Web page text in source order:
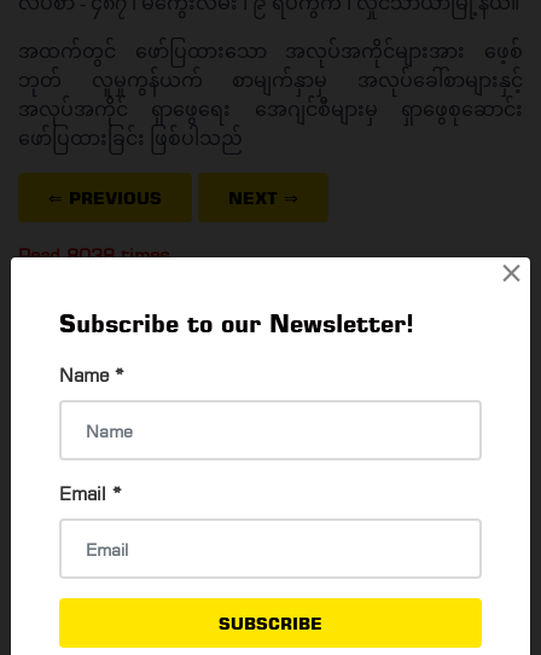
×
Subscribe to our Newsletter!
Name *
Email *
SUBSCRIBE
အထက်တွင် ဖော်ပြထားသော အလုပ်အကိုင်များအား ‌ဖေ့စ်
ဘုတ် လူမှုကွန်ယက် စာမျက်နှာမှ အလုပ်ခေါ်စာများနှင့်
အလုပ်အကိုင် ရှာဖွေရေး အေဂျင်စီများမှ ရှာဖွေစုဆောင်း
ဖော်ပြထားခြင်း ဖြစ်ပါသည်
⇐ PREVIOUS NEXT ⇒
Read 8038 times
POPULAR ARTICLES
Passport လျှောက်တဲ့အခါ လုပ်ဆောင်ရမည့် အချက်
Thadar Ni Than 24 Nov, 2022
YBS ယာဉ်လိုင်းများ